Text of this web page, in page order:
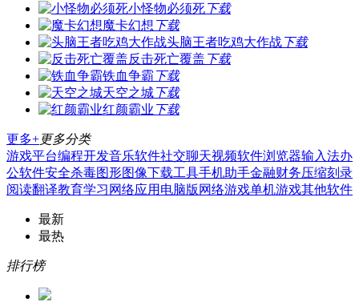
小怪物必须死下载
魔卡幻想 下载
头脑王者吃鸡大作战下载
反击死亡覆盖 下载
铁血争霸 下载
天空之城下载
红颜霸业 下载
更多+更多分类
游戏平台编程开发音乐软件社交聊天视频软件浏览器输入法办
公软件安全杀毒图形图像下载工具手机助手金融财务压缩刻录
阅读翻译教育学习 网络应用 电脑版 网络游戏单机游戏其他软件
最新
最热
排行榜